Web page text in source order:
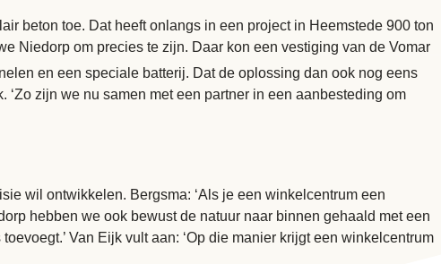
beton toe. Dat heeft onlangs in een project in Heemstede 900 ton
Niedorp om precies te zijn. Daar kon een vestiging van de Vomar
en een speciale batterij. Dat de oplossing dan ook nog eens
zijn we nu samen met een partner in een aanbesteding om
wil ontwikkelen. Bergsma: ‘Als je een winkelcentrum een
hebben we ook bewust de natuur naar binnen gehaald met een
Van Eijk vult aan: ‘Op die manier krijgt een winkelcentrum